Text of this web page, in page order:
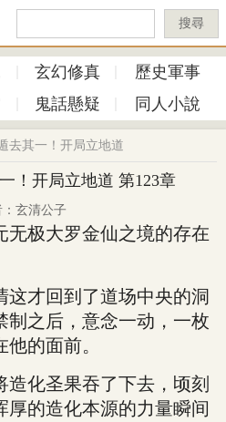
搜尋
玄幻修真
歷史軍事
鬼話懸疑 同人小說
去其一！开局立地道
！开局立地道 第123章
：玄清公子
无极大罗金仙之境的存在
这才回到了道场中央的洞
制之后，意念一动，一枚
的面前。
造化圣果吞了下去，顷刻
厚的造化本源的力量瞬间